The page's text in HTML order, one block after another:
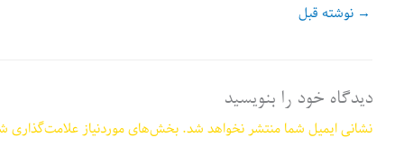
→ نوشته قبل
دیدگاه‌ خود را بنویسید
نشانی ایمیل شما منتشر نخواهد شد.بخش‌های موردنیاز علامت‌گذاری